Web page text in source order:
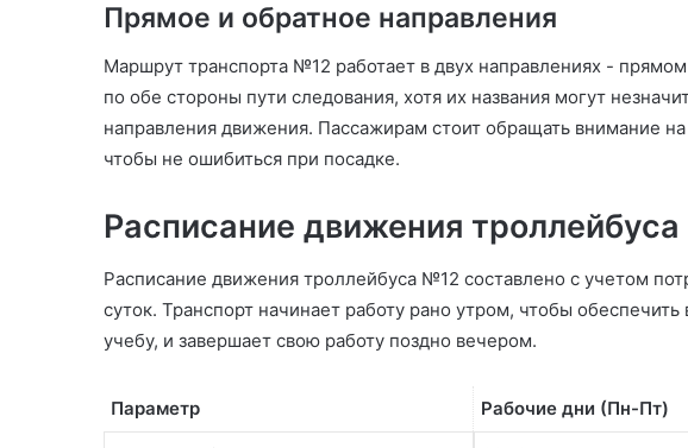
Прямое и обратное направления
Маршрут транспорта №12 работает в двух направлениях -
по обе стороны пути следования, хотя их названия могут
направления движения. Пассажирам стоит обращать внимание
чтобы не ошибиться при посадке.
Расписание движения
Расписание движения троллейбуса №12 составлено с учетом
суток. Транспорт начинает работу рано утром, чтобы
учебу, и завершает свою работу поздно вечером.
Параметр Рабочие дни (Пн-Пт)